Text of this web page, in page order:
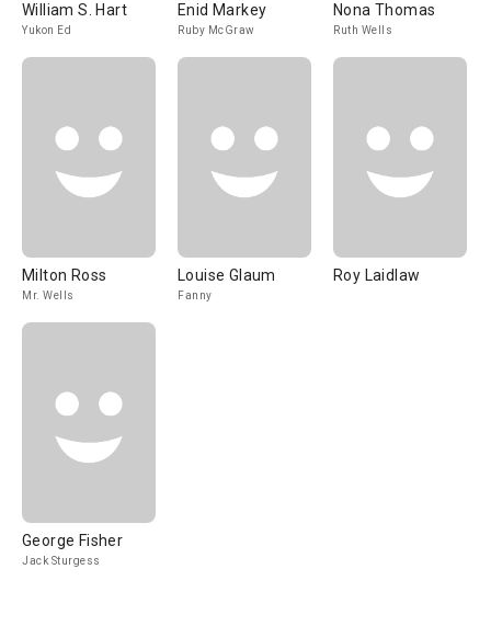
William S. Hart
Yukon Ed
Enid Markey
Ruby McGraw
Nona Thomas
Ruth Wells
Milton Ross
Mr. Wells
Louise Glaum
Fanny
Roy Laidlaw
George Fisher
Jack Sturgess